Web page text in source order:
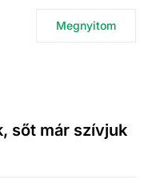
Megnyitom
sőt már szívjuk